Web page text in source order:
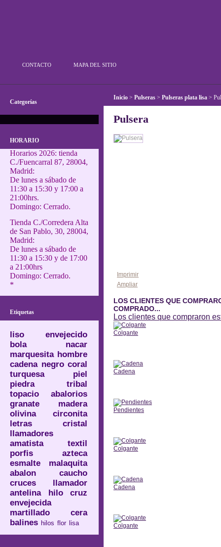
CONTACTO MAPA DEL SITIO
Categorías
HORARIO
Horarios 2026: tienda
C./Fuencarral 87, 28004,
Madrid:
De lunes a sábado de
11:30 a 15:30 y 17:00 a
21:00hrs.
Domingo: Cerrado.
Tienda C./Corredera Alta
de San Pablo, 30, 28004,
Madrid:
De lunes a sábado de
11:30 a 15:30 y de 17:00
a 21:00hrs
Domingo: Cerrado.
*
Etiquetas
liso
envejecido
bola
nacar
marquesita hombre
cadena negro coral
turquesa
piel
piedra
tribal
topacio
abalorios
granate
madera
olivina
circonita
letras
cristal
llamadores
amatista
textil
porfis
azteca
esmalte
malaquita
abalon
caucho
cruces
llamador
antelina
hilo
cruz
envejecida
martillado
cera
balines hilos flor lisa
Inicio > Pulseras > Pulseras plata lisa >
Pulsera
Imprimir
Ampliar
LOS CLIENTES QUE
COMPRADO...
Los clientes que compraron
Colgante
Cadena
Pendientes
Colgante
Cadena
Colgante